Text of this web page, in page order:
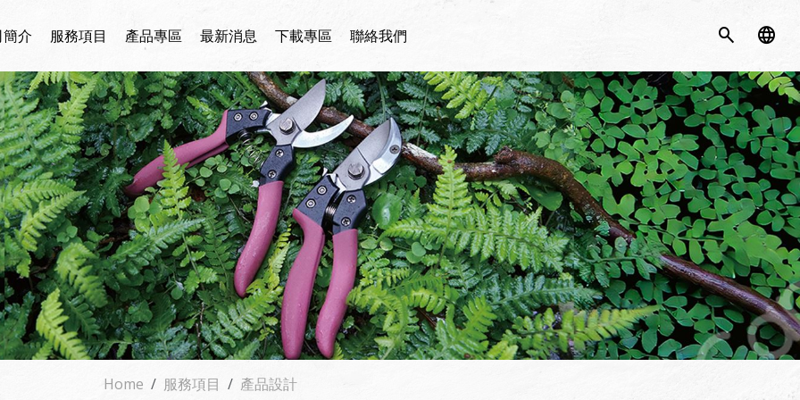
介 服務項目 產品專區 最新消息 下載專區 聯絡我們 search language
Home 服務項目 產品設計